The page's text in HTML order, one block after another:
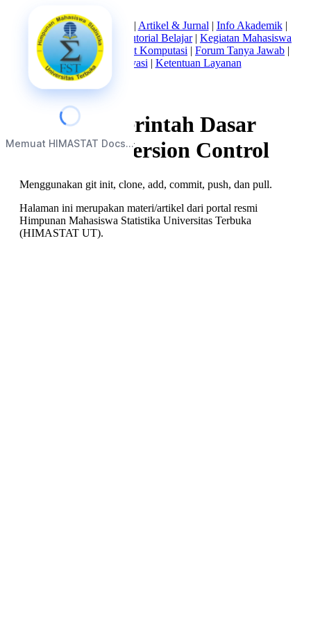
Memuat HIMASTAT Docs...
Beranda|Tentang Kami | Artikel & Jurnal | Info Akademik|
Mata Kuliah Statistika
Tutorial Belajar| Kegiatan Mahasiswa
Struktur Himpunan Alat Komputasi | Forum Tanya Jawab |
Kebijakan Privasi | Ketentuan Layanan
Panduan Perintah Dasar
Git untuk Version Control
Menggunakan git init, clone, add, commit, push, dan pull.
Halaman ini merupakan materi/artikel dari portal resmi
Himpunan Mahasiswa Statistika Universitas Terbuka
(HIMASTAT UT).